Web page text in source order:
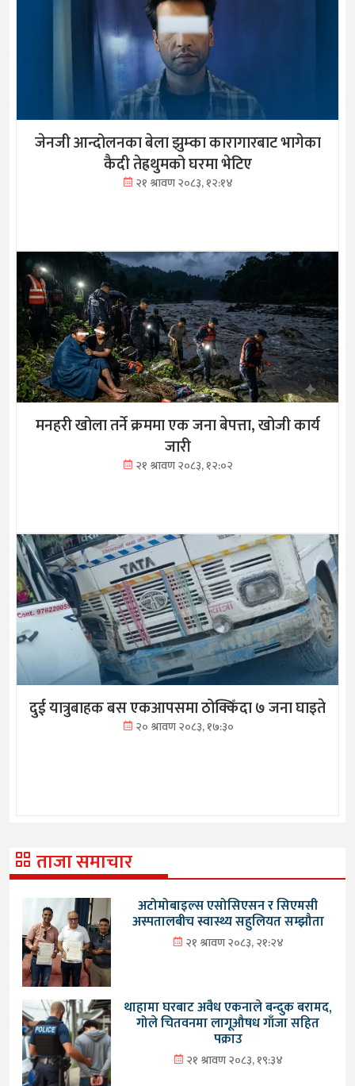
जेनजी आन्दोलनका बेला झुम्का कारागारबाट भागेका
कैदी तेह्रथुमको घरमा भेटिए
२१ श्रावण २०८३, १२:१४
मनहरी खोला तर्ने क्रममा एक जना बेपत्ता, खोजी कार्य
जारी
२१ श्रावण २०८३, १२:०२
दुई यात्रुबाहक बस एकआपसमा ठोक्किँदा ७ जना घाइते
२० श्रावण २०८३, १७:३०
ताजा समाचार
अटोमोबाइल्स एसोसिएसन र सिएमसी
अस्पतालबीच स्वास्थ्य सहुलियत सम्झौता
२१ श्रावण २०८३, २१:२४
थाहामा घरबाट अवैध एकनाले बन्दुक बरामद,
गोले चितवनमा लागूऔषध गाँजा सहित
पक्राउ
२१ श्रावण २०८३, १९:३४